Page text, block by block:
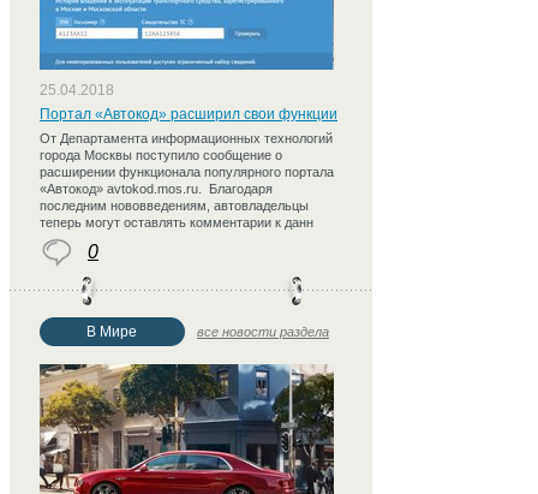
25.04.2018
Портал «Автокод» расширил свои функции
От Департамента информационных технологий
города Москвы поступило сообщение о
расширении функционала популярного портала
«Автокод» avtokod.mos.ru. Благодаря
последним нововведениям, автовладельцы
теперь могут оставлять комментарии к данн
0
В Мире все новости раздела